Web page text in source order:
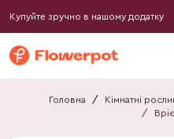
Купуйте зручно в нашому додатку
Головна / Кімнатні
/